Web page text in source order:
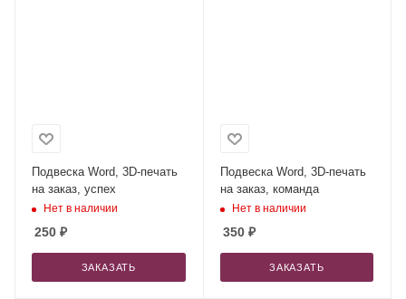
Подвеска Word, 3D-печать
на заказ, успех
Нет в наличии
250 ₽
ЗАКАЗАТЬ
Подвеска Word, 3D-печать
на заказ, команда
Нет в наличии
350₽
ЗАКАЗАТЬ